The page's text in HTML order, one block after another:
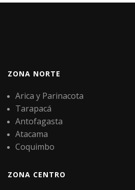
ZONA NORTE
Arica y Parinacota
Tarapacá
Antofagasta
Atacama
Coquimbo
ZONA CENTRO